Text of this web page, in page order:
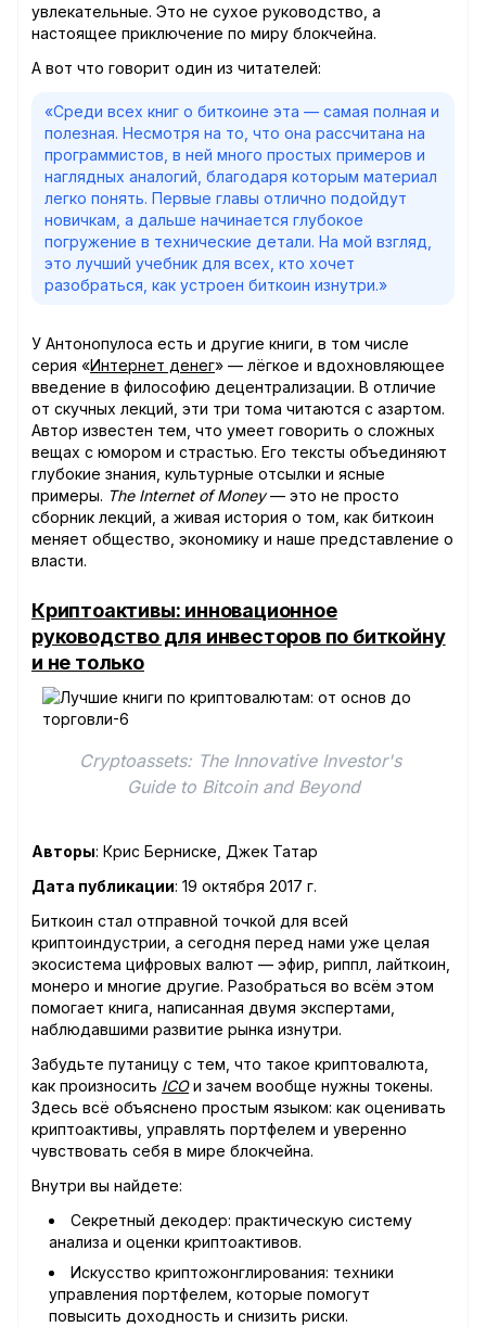
увлекательные. Это не сухое руководство, а
настоящее приключение по миру блокчейна.
А вот что говорит один из читателей:
«Среди всех книг о биткоине эта — самая полная и
полезная. Несмотря на то, что она рассчитана на
программистов, в ней много простых примеров и
наглядных аналогий, благодаря которым материал
легко понять. Первые главы отлично подойдут
новичкам, а дальше начинается глубокое
погружение в технические детали. На мой взгляд,
это лучший учебник для всех, кто хочет
разобраться, как устроен биткоин изнутри.»
У Антонопулоса есть и другие книги, в том числе
серия «Интернет денег» — лёгкое и вдохновляющее
введение в философию децентрализации. В отличие
от скучных лекций, эти три тома читаются с азартом.
Автор известен тем, что умеет говорить о сложных
вещах с юмором и страстью. Его тексты объединяют
глубокие знания, культурные отсылки и ясные
примеры. The Internet of Money— это не просто
сборник лекций, а живая история о том, как биткоин
меняет общество, экономику и наше представление о
власти.
Криптоактивы: инновационное
руководство для инвесторов по биткойну
и не только
Cryptoassets: The Innovative Investor's
Guide to Bitcoin and Beyond
Авторы: Крис Берниске, Джек Татар
Дата публикации: 19 октября 2017 г.
Биткоин стал отправной точкой для всей
криптоиндустрии, а сегодня перед нами уже целая
экосистема цифровых валют — эфир, риппл, лайткоин,
монеро и многие другие. Разобраться во всём этом
помогает книга, написанная двумя экспертами,
наблюдавшими развитие рынка изнутри.
Забудьте путаницу с тем, что такое криптовалюта,
как произносить ICOи зачем вообще нужны токены.
Здесь всё объяснено простым языком: как оценивать
криптоактивы, управлять портфелем и уверенно
чувствовать себя в мире блокчейна.
Внутри вы найдете:
Секретный декодер: практическую систему
анализа и оценки криптоактивов.
Искусство криптожонглирования: техники
управления портфелем, которые помогут
повысить доходность и снизить риски.